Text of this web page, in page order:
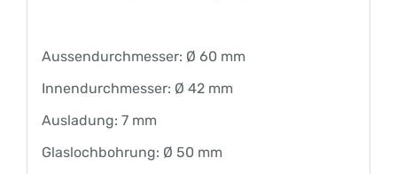
Aussendurchmesser: Ø 60 mm
Innendurchmesser: Ø 42 mm
Ausladung: 7 mm
Glaslochbohrung: Ø 50 mm